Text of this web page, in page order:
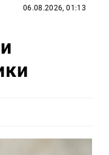
06.08.2026, 01:13